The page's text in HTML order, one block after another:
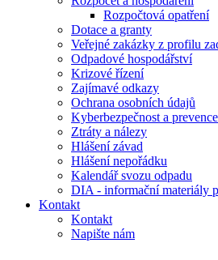
Rozpočtová opatření
Dotace a granty
Veřejné zakázky z profilu
Odpadové hospodářství
Krizové řízení
Zajímavé odkazy
Ochrana osobních údajů
Kyberbezpečnost a
Ztráty a nálezy
Hlášení závad
Hlášení nepořádku
Kalendář svozu odpadu
DIA - informační materiály
Kontakt
Kontakt
Napište nám